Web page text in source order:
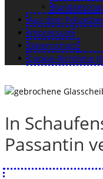
Aus dem
Impressum
Datenschutz
Cookie-Richtlinie
In
Passantin